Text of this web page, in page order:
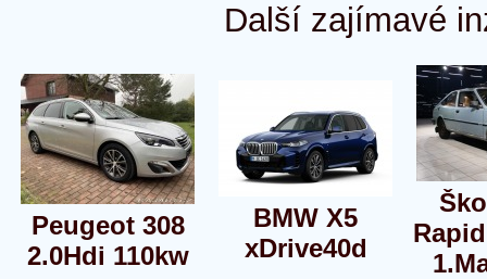
Další zajímavé
Peugeot 308
2.0Hdi 110kw
BMW X5
xDrive40d